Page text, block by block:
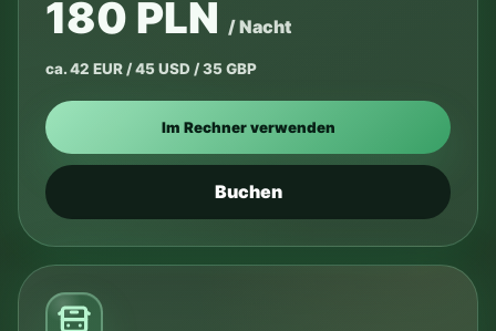
180 PLN / Nacht
ca. 42 EUR / 45 USD / 35 GBP
Im Rechner verwenden
Buchen